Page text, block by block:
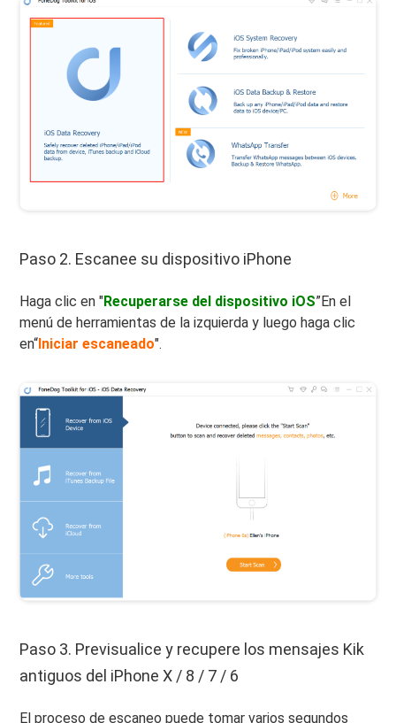
Paso 2. Escanee su dispositivo iPhone
Haga clic en "Recuperarse del dispositivo iOS”En el
menú de herramientas de la izquierda y luego haga clic
en“Iniciar escaneado".
Paso 3. Previsualice y recupere los mensajes Kik
antiguos del iPhone X / 8 / 7 / 6
El proceso de escaneo puede tomar varios segundos